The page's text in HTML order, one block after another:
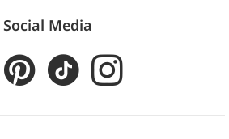
Social Media